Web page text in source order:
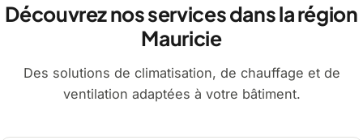
Découvrez nos services dans la région
Mauricie
Des solutions de climatisation, de chauffage et de
ventilation adaptées à votre bâtiment.